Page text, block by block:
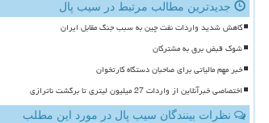
جدیدترین مطالب مرتبط در سیب پال
کاهش شدید واردات نفت چین به سبب جنگ مقابل ایران
شوک قبض برق به مشترکان
خبر مهم مالیاتی برای صاحبان دستگاه کارتخوان
اختصاصی خبرآنلاین از واردات 27 میلیون لیتری تا برگشت ناترازی
نظرات بینندگان سیب پال در مورد این مطلب